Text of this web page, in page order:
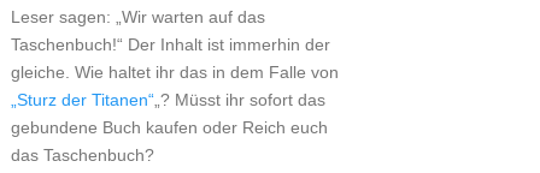
Leser sagen: „Wir warten auf das
Taschenbuch!“ Der Inhalt ist immerhin der
gleiche. Wie haltet ihr das in dem Falle von
„Sturz der Titanen“„? Müsst ihr sofort das
gebundene Buch kaufen oder Reich euch
das Taschenbuch?